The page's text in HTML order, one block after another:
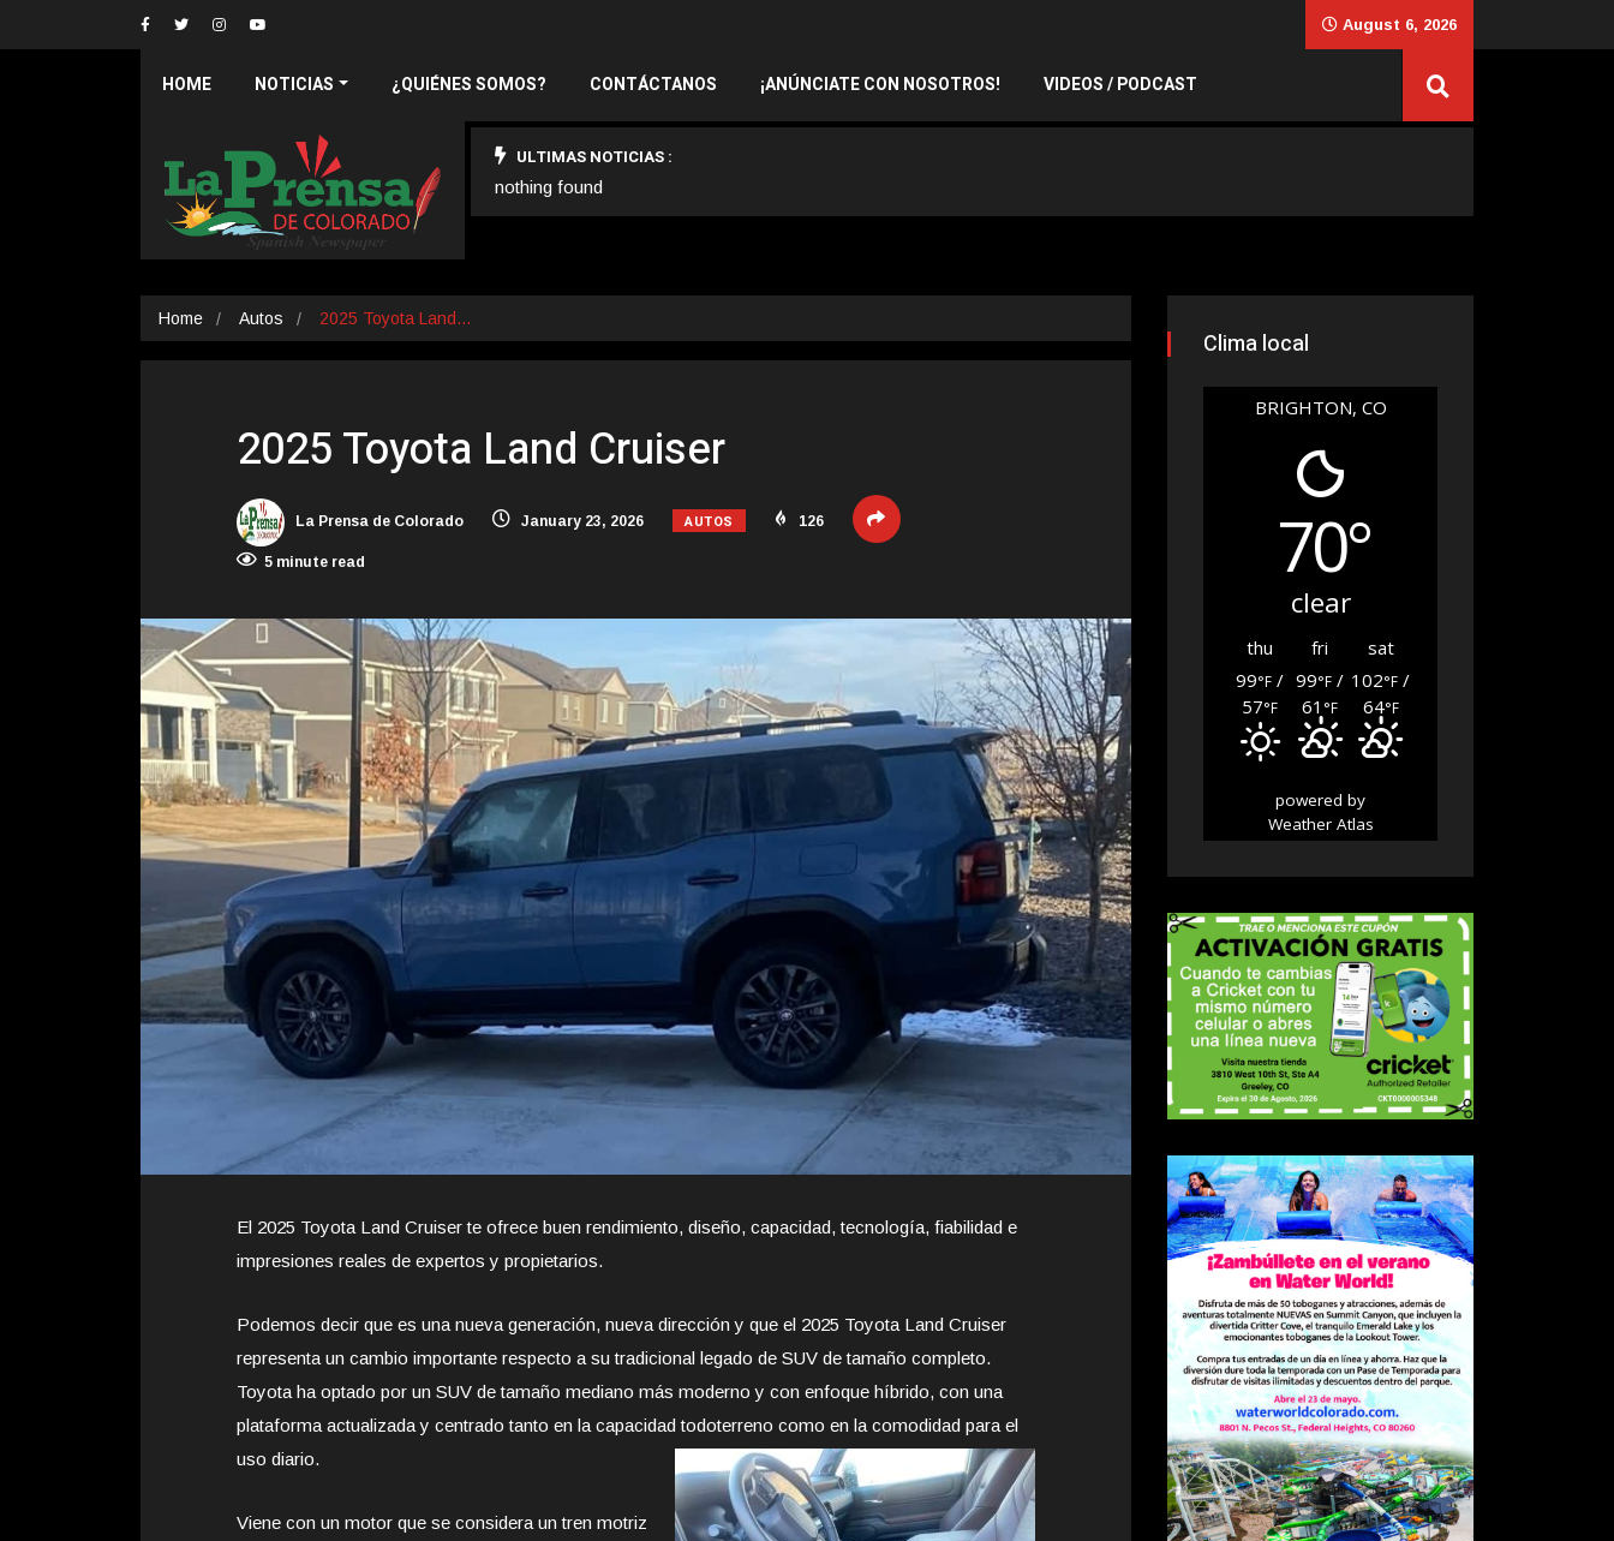
August 6, 2026
HOME NOTICIAS ¿QUIÉNES SOMOS? CONTÁCTANOS ¡ANÚNCIATE CON NOSOTROS! VIDEOS / PODCAST
ULTIMAS NOTICIAS :
nothing found
Home Autos 2025 Toyota Land…
2025 Toyota Land Cruiser
La Prensa de Colorado January 23, 2026 AUTOS 126
5 minute read
El 2025 Toyota Land Cruiser te ofrece buen rendimiento, diseño, capacidad, tecnología, fiabilidad e
impresiones reales de expertos y propietarios.
Podemos decir que es una nueva generación, nueva dirección y que el 2025 Toyota Land Cruiser
representa un cambio importante respecto a su tradicional legado de SUV de tamaño completo.
Toyota ha optado por un SUV de tamaño mediano más moderno y con enfoque híbrido, con una
plataforma actualizada y centrado tanto en la capacidad todoterreno como en la comodidad para el
uso diario.
Viene con un motor que se considera un tren motriz
Clima local
BRIGHTON, CO
70°
clear
thu fri
sat
99°F /
57°F
99°F /
61 °F
102°F /
64°F
powered by
Weather Atlas